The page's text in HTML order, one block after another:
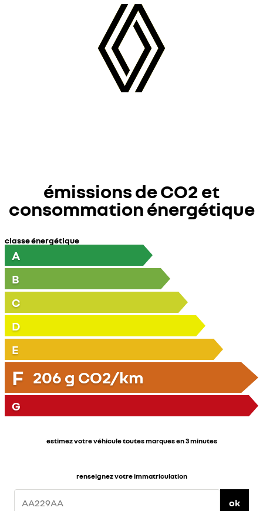
émissions de CO2 et
consommation énergétique
classe énergétique
A
B
C
D
E
F 206 g CO2/km
G
estimez votre véhicule toutes marques en 3 minutes
renseignez votre immatriculation
ok